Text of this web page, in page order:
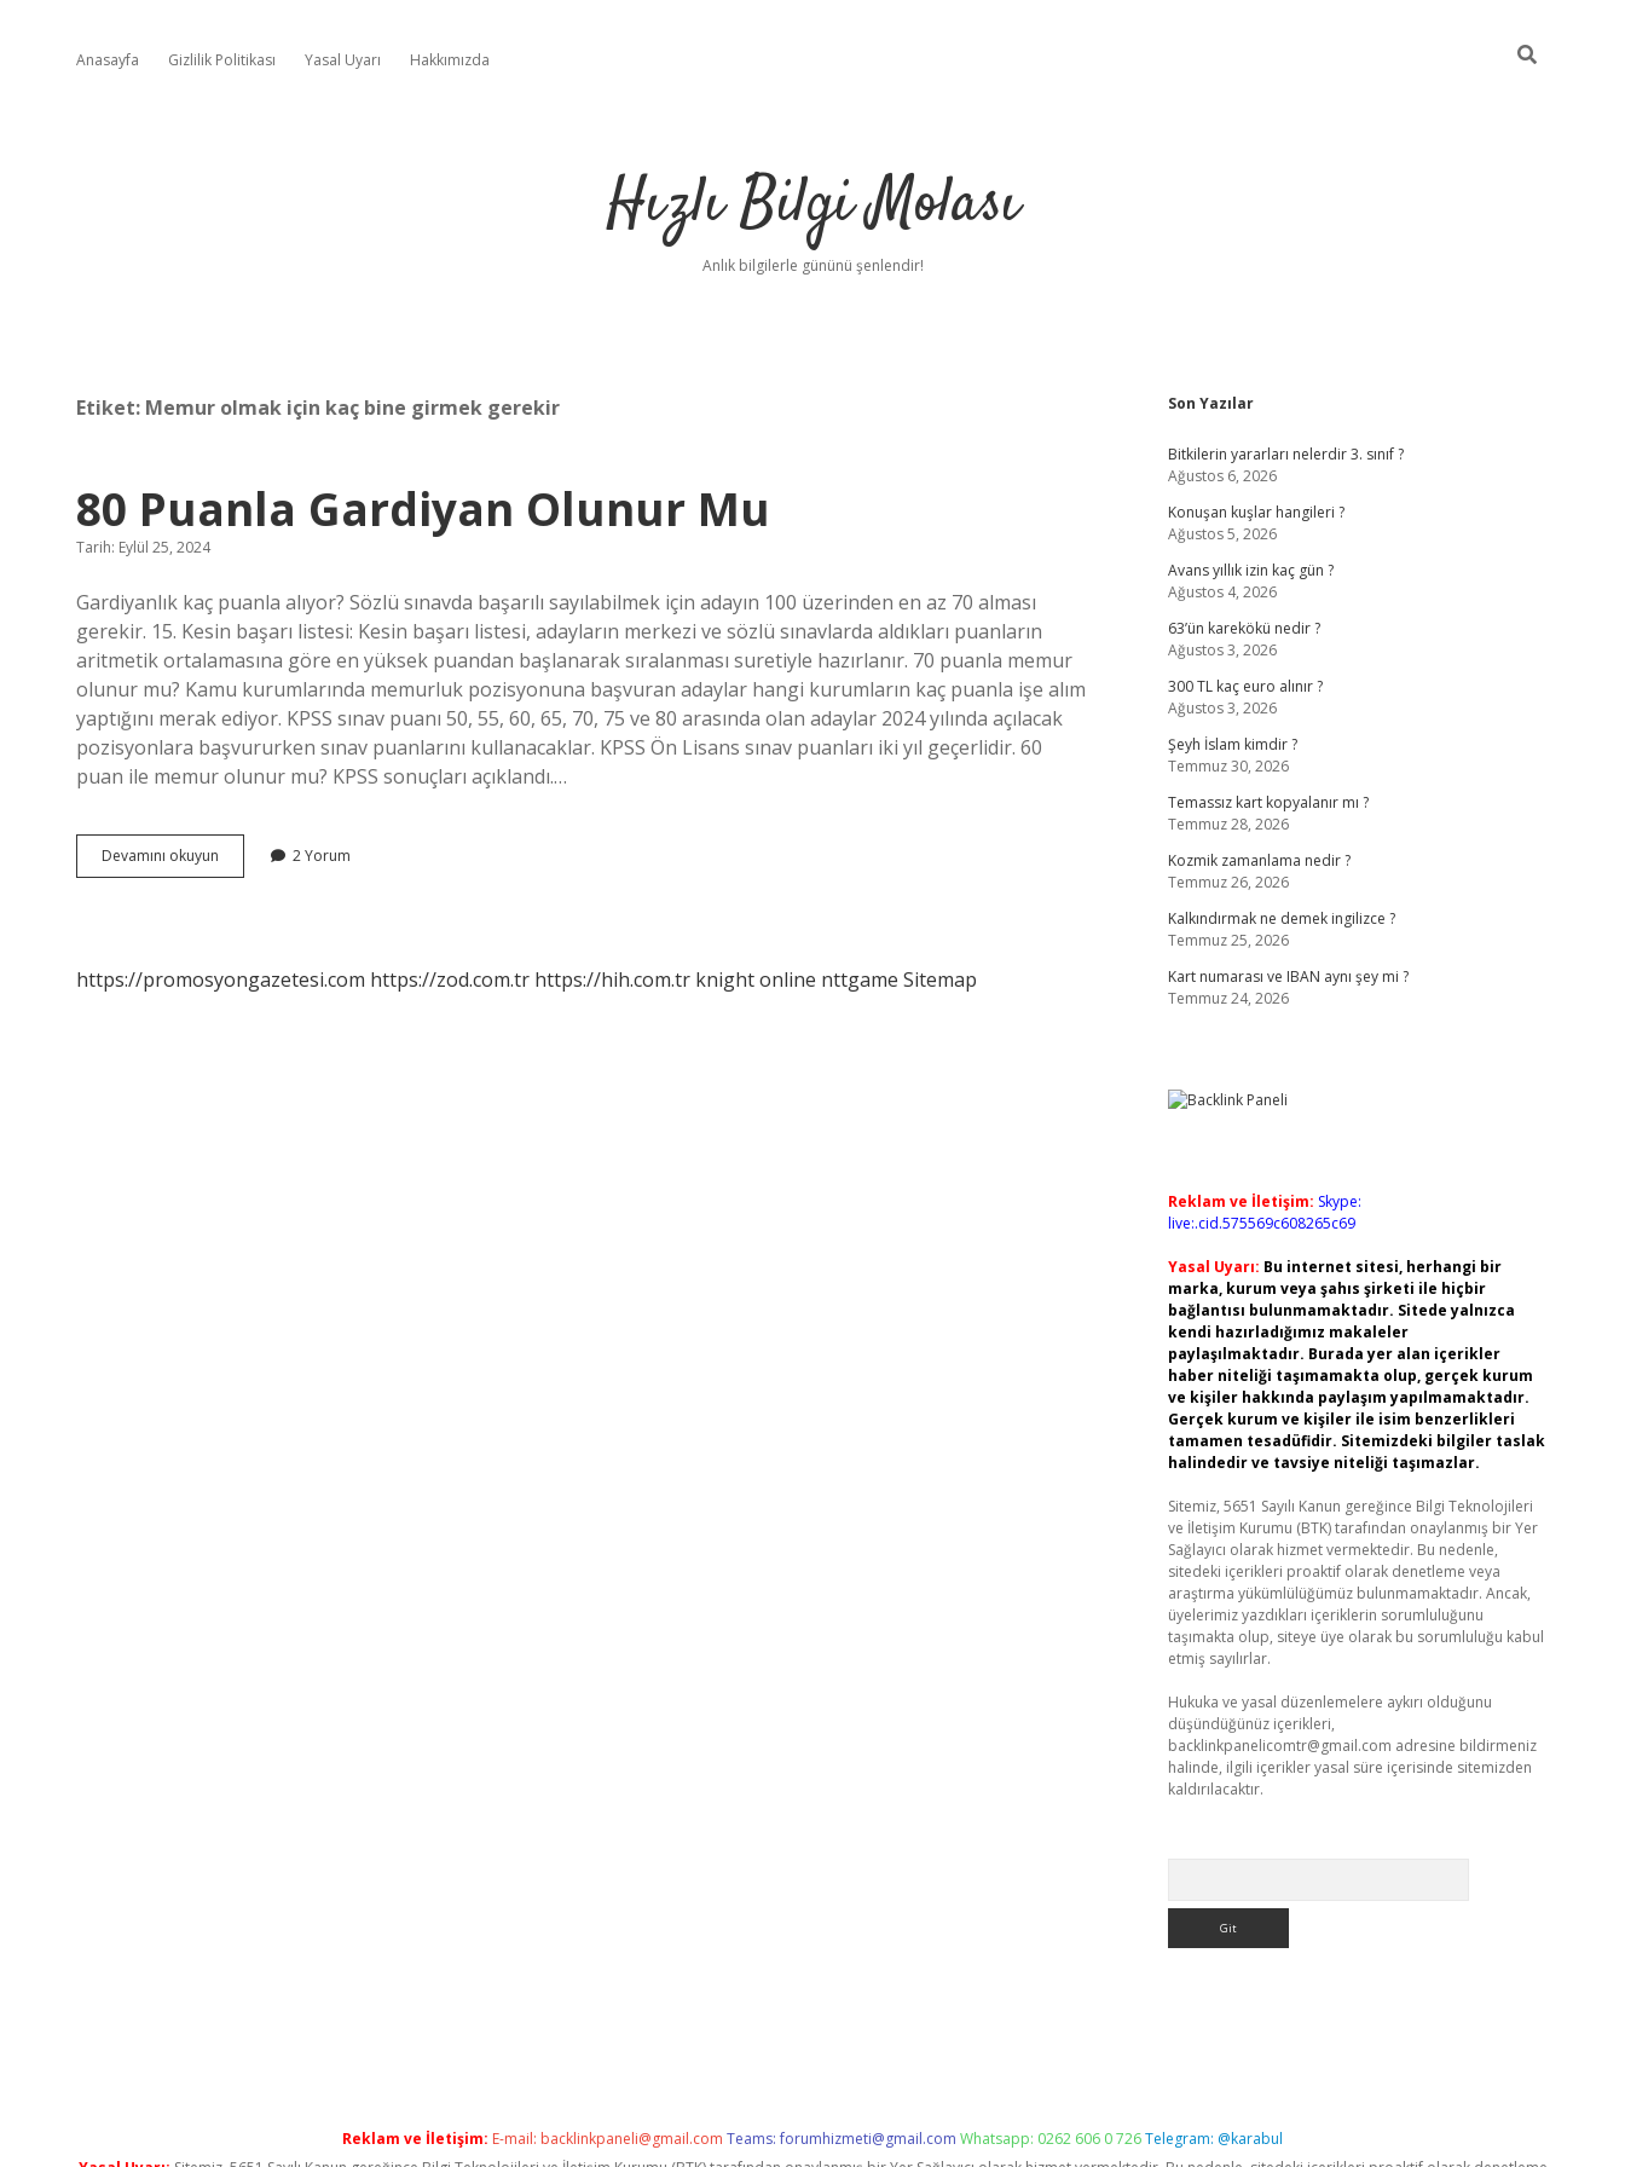
Anasayfa Gizlilik Politikası Yasal Uyarı Hakkımızda
Hızlı Bilgi Molası
Anlık bilgilerle gününü şenlendir!
Etiket: Memur olmak için kaç bine girmek gerekir
80 Puanla Gardiyan Olunur Mu
Tarih: Eylül 25, 2024
Gardiyanlık kaç puanla alıyor? Sözlü sınavda başarılı sayılabilmek için adayın 100 üzerinden en az 70 alması
gerekir. 15. Kesin başarı listesi: Kesin başarı listesi, adayların merkezi ve sözlü sınavlarda aldıkları puanların
aritmetik ortalamasına göre en yüksek puandan başlanarak sıralanması suretiyle hazırlanır. 70 puanla memur
olunur mu? Kamu kurumlarında memurluk pozisyonuna başvuran adaylar hangi kurumların kaç puanla işe alım
yaptığını merak ediyor. KPSS sınav puanı 50, 55, 60, 65, 70, 75 ve 80 arasında olan adaylar 2024 yılında açılacak
pozisyonlara başvururken sınav puanlarını kullanacaklar. KPSS Ön Lisans sınav puanları iki yıl geçerlidir. 60
puan ile memur olunur mu? KPSS sonuçları açıklandı.…
Devamını okuyun
Puanla
2 Yorum
https://promosyongazetesi.com https://zod.com.tr https://hih.com.tr knight online nttgame Sitemap
Sidebar
Son Yazılar
Bitkilerin yararları nelerdir 3. sınıf ?
Ağustos 6, 2026
Konuşan kuşlar hangileri ?
Ağustos 5, 2026
Avans yıllık izin kaç gün ?
Ağustos 4, 2026
63’ün karekökü nedir ?
Ağustos 3, 2026
300 TL kaç euro alınır ?
Ağustos 3, 2026
Şeyh İslam kimdir ?
Temmuz 30, 2026
Temassız kart kopyalanır mı ?
Temmuz 28, 2026
Kozmik zamanlama nedir ?
Temmuz 26, 2026
Kalkındırmak ne demek ingilizce ?
Temmuz 25, 2026
Kart numarası ve IBAN aynı şey mi ?
Temmuz 24, 2026
Reklam ve İletişim: Skype:
live:.cid.575569c608265c69
Yasal Uyarı: Bu internet sitesi, herhangi bir
marka, kurum veya şahıs şirketi ile hiçbir
bağlantısı bulunmamaktadır. Sitede yalnızca
kendi hazırladığımız makaleler
paylaşılmaktadır. Burada yer alan içerikler
haber niteliği taşımamakta olup, gerçek kurum
ve kişiler hakkında paylaşım yapılmamaktadır.
Gerçek kurum ve kişiler ile isim benzerlikleri
tamamen tesadüfidir. Sitemizdeki bilgiler taslak
halindedir ve tavsiye niteliği taşımazlar.
Sitemiz, 5651 Sayılı Kanun gereğince Bilgi Teknolojileri
ve İletişim Kurumu (BTK) tarafından onaylanmış bir Yer
Sağlayıcı olarak hizmet vermektedir. Bu nedenle,
sitedeki içerikleri proaktif olarak denetleme veya
araştırma yükümlülüğümüz bulunmamaktadır. Ancak,
üyelerimiz yazdıkları içeriklerin sorumluluğunu
taşımakta olup, siteye üye olarak bu sorumluluğu kabul
etmiş sayılırlar.
Hukuka ve yasal düzenlemelere aykırı olduğunu
düşündüğünüz içerikleri,
backlinkpanelicomtr@gmail.com adresine bildirmeniz
halinde, ilgili içerikler yasal süre içerisinde sitemizden
kaldırılacaktır.
Reklam ve İletişim: E-mail: backlinkpaneli@gmail.com Teams:forumhizmeti@gmail.com Whatsapp: 0262 606 0 726Telegram: @karabul